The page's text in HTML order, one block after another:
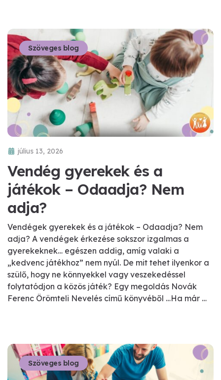
Szöveges blog
július 13, 2026
Vendég gyerekek és a
játékok – Odaadja? Nem
adja?
Vendégek gyerekek és a játékok – Odaadja? Nem
adja? A vendégek érkezése sokszor izgalmas a
gyerekeknek… egészen addig, amíg valaki a
„kedvenc játékhoz” nem nyúl. De mit tehet ilyenkor a
szülő, hogy ne könnyekkel vagy veszekedéssel
folytatódjon a közös játék? Egy megoldás Novák
Ferenc Örömteli Nevelés című könyvéből …Ha már …
Szöveges blog